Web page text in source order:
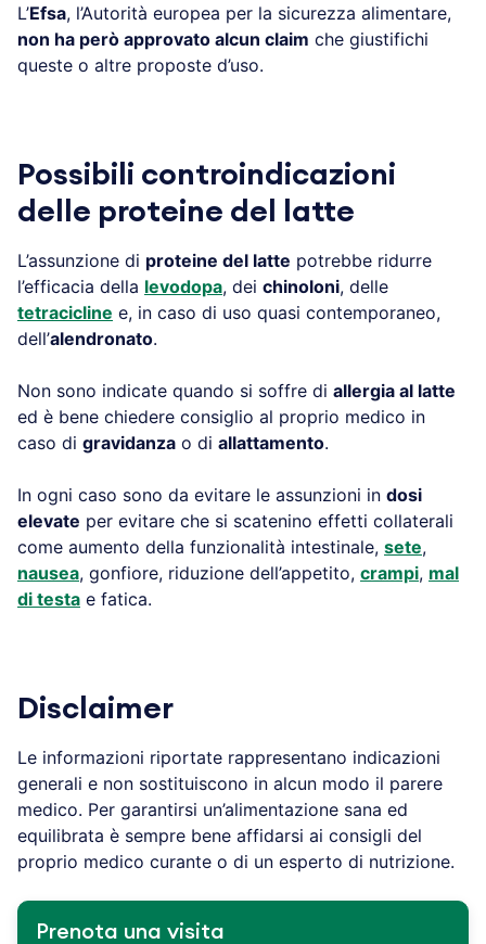
L’Efsa, l’Autorità europea per la sicurezza alimentare,
non ha però approvato alcun claim che giustifichi
queste o altre proposte d’uso.
Possibili controindicazioni
delle proteine del latte
L’assunzione di proteine del latte potrebbe ridurre
l’efficacia della levodopa, dei chinoloni, delle
tetracicline e, in caso di uso quasi contemporaneo,
dell’alendronato.
Non sono indicate quando si soffre di allergia al latte
ed è bene chiedere consiglio al proprio medico in
caso di gravidanza o di allattamento.
In ogni caso sono da evitare le assunzioni in dosi
elevate per evitare che si scatenino effetti collaterali
come aumento della funzionalità intestinale, sete,
nausea, gonfiore, riduzione dell’appetito, crampi, mal
di testa e fatica.
Disclaimer
Le informazioni riportate rappresentano indicazioni
generali e non sostituiscono in alcun modo il parere
medico. Per garantirsi un’alimentazione sana ed
equilibrata è sempre bene affidarsi ai consigli del
proprio medico curante o di un esperto di nutrizione.
Prenota una visita